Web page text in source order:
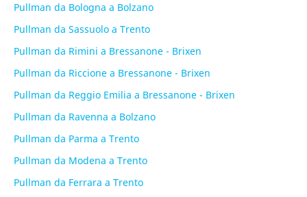
Pullman da Bologna a Bolzano
Pullman da Sassuolo a Trento
Pullman da Rimini a Bressanone - Brixen
Pullman da Riccione a Bressanone - Brixen
Pullman da Reggio Emilia a Bressanone - Brixen
Pullman da Ravenna a Bolzano
Pullman da Parma a Trento
Pullman da Modena a Trento
Pullman da Ferrara a Trento